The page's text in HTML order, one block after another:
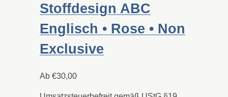
Stoffdesign ABC
Englisch • Rose • Non
Exclusive
Ab €30,00